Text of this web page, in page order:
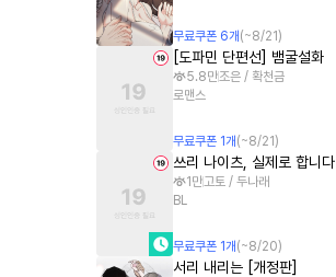
무료쿠폰 6개 (~8/21 )
[도파민 단편선] 뱀굴설화
5.8만조은 / 확천금
로맨스
무료쿠폰 1개 (~8/21 )
쓰리 나이츠, 실제로 합니다
1만고토 / 두나래
BL
무료쿠폰 1개 (~8/20)
서리 내리는 [개정판]